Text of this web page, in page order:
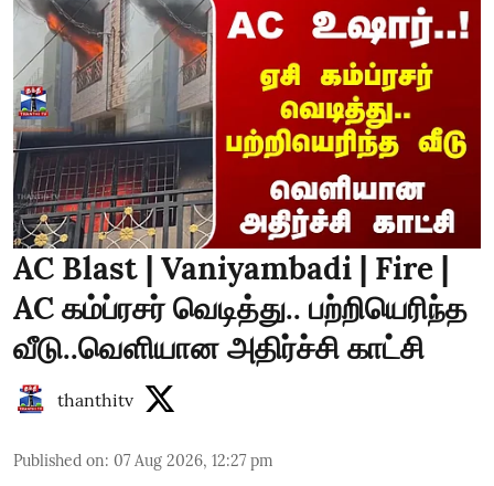
AC Blast | Vaniyambadi | Fire |
AC கம்ப்ரசர் வெடித்து.. பற்றியெரிந்த
வீடு..வெளியான அதிர்ச்சி காட்சி
thanthitv
Published on: 07 Aug 2026, 12:27 pm